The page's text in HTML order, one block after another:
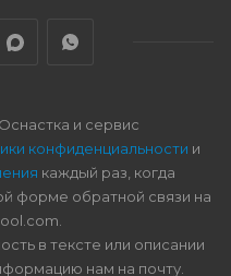
и сервис
конфиденциальности и
каждый раз, когда
форме обратной связи на
в тексте или описании
нам на почту.